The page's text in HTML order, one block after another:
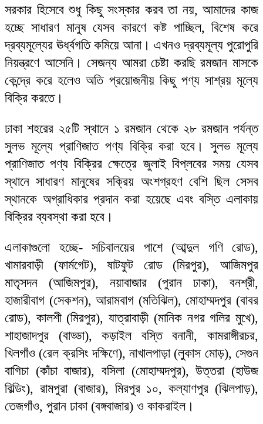
সরকার হিসেবে শুধু কিছু সংস্কার করব তা নয়, আমাদের কাজ
হচ্ছে সাধারণ মানুষ যেসব কারণে কষ্ট পাচ্ছিল, বিশেষ করে
দ্রব্যমূল্যের ঊর্ধ্বগতি কমিয়ে আনা। এখনও দ্রব্যমূল্য পুরোপুরি
নিয়ন্ত্রণে আসেনি। সেজন্য আমরা চেষ্টা করছি রমজান মাসকে
কেন্দ্রে করে হলেও অতি প্রয়োজনীয় কিছু পণ্য সাশ্রয় মূল্যে
বিক্রি করতে।
ঢাকা শহরের ২৫টি স্থানে ১ রমজান থেকে ২৮ রমজান পর্যন্ত
সুলভ মূল্যে প্রাণিজাত পণ্য বিক্রি করা হবে। সুলভ মূল্যে
প্রাণিজাত পণ্য বিক্রির ক্ষেত্রে জুলাই বিপ্লবের সময় যেসব
স্থানে সাধারণ মানুষের সক্রিয় অংশগ্রহণ বেশি ছিল সেসব
স্থানকে অগ্রাধিকার প্রদান করা হয়েছে এবং বস্তি এলাকায়
বিক্রির ব্যবস্থা করা হবে।
এলাকাগুলো হচ্ছে- সচিবালয়ের পাশে (আব্দুল গণি রোড),
খামারবাড়ী (ফার্মগেট), ষাটফুট রোড (মিরপুর), আজিমপুর
মাতৃসদন (আজিমপুর), নয়াবাজার (পুরান ঢাকা), বনশ্রী,
হাজারীবাগ (সেকশন), আরামবাগ (মতিঝিল), মোহাম্মদপুর (বাবর
রোড), কালশী (মিরপুর), যাত্রাবাড়ী (মানিক নগর গলির মুখে),
শাহাজাদপুর (বাড্ডা), কড়াইল বস্তি বনানী, কামরাঙ্গীরচর,
খিলগাঁও (রেল ক্রসিং দক্ষিণে), নাখালপাড়া (লুকাস মোড়), সেগুন
বাগিচা (কাঁচা বাজার), বসিলা (মোহাম্মদপুর), উত্তরা (হাউজ
বিল্ডিং), রামপুরা (বাজার), মিরপুর ১০, কল্যাণপুর (ঝিলপাড়),
তেজগাঁও, পুরান ঢাকা (বঙ্গবাজার) ও কাকরাইল।